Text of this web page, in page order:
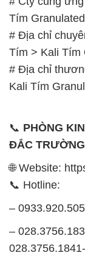
–
–
0902.765.866
📧 Email:
TRƯỜNG
Thời gian làm
được tổ chức
Thứ 2 đến thứ
chiều: từ
Thứ 7: Buổi
12h30 đến 16h